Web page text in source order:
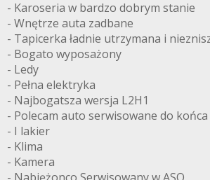
- Karoseria w bardzo dobrym stanie
- Wnętrze auta zadbane
- Tapicerka ładnie utrzymana i
- Bogato wyposażony
- Ledy
- Pełna elektryka
- Najbogatsza wersja L2H1
- Polecam auto serwisowane do końca
- I lakier
- Klima
- Kamera